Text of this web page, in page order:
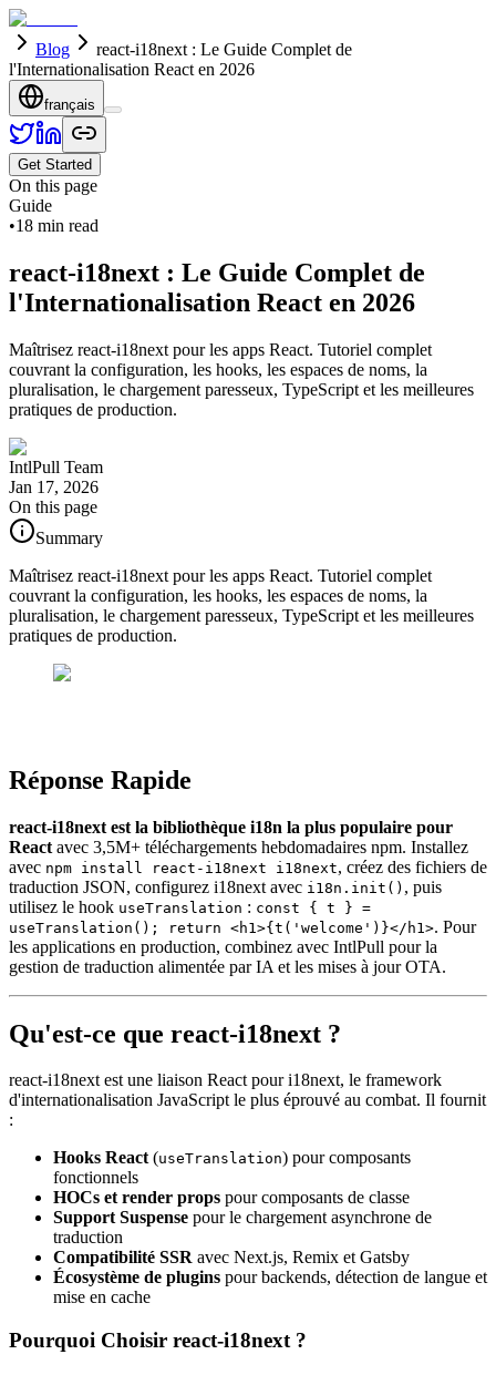
Blog
react-i18next : Le Guide Complet de
l'Internationalisation React en 2026
français
Get Started
On this page
Guide
•18 min read
react-i18next : Le Guide Complet de
l'Internationalisation React en 2026
Maîtrisez react-i18next pour les apps React. Tutoriel complet
couvrant la configuration, les hooks, les espaces de noms, la
pluralisation, le chargement paresseux, TypeScript et les meilleures
pratiques de production.
IntlPull Team
Jan 17, 2026
On this page
Summary
Maîtrisez react-i18next pour les apps React. Tutoriel complet
couvrant la configuration, les hooks, les espaces de noms, la
pluralisation, le chargement paresseux, TypeScript et les meilleures
pratiques de production.
Réponse Rapide
react-i18next est la bibliothèque i18n la plus populaire pour
React avec 3,5M+ téléchargements hebdomadaires npm. Installez
avec npm install react-i18next i18next, créez des fichiers de
traduction JSON, configurez i18next avec i18n.init() , puis
utilisez le hook useTranslation : const { t } =
useTranslation(); return <h1>{t('welcome')}</h1>. Pour
les applications en production, combinez avec IntlPull pour la
gestion de traduction alimentée par IA et les mises à jour OTA.
Qu'est-ce que react-i18next ?
react-i18next est une liaison React pour i18next, le framework
d'internationalisation JavaScript le plus éprouvé au combat. Il fournit
:
Hooks React(useTranslation) pour composants
fonctionnels
HOCs et render props pour composants de classe
Support Suspense pour le chargement asynchrone de
traduction
Compatibilité SSR avec Next.js, Remix et Gatsby
Écosystème de plugins pour backends, détection de langue et
mise en cache
Pourquoi Choisir react-i18next ?